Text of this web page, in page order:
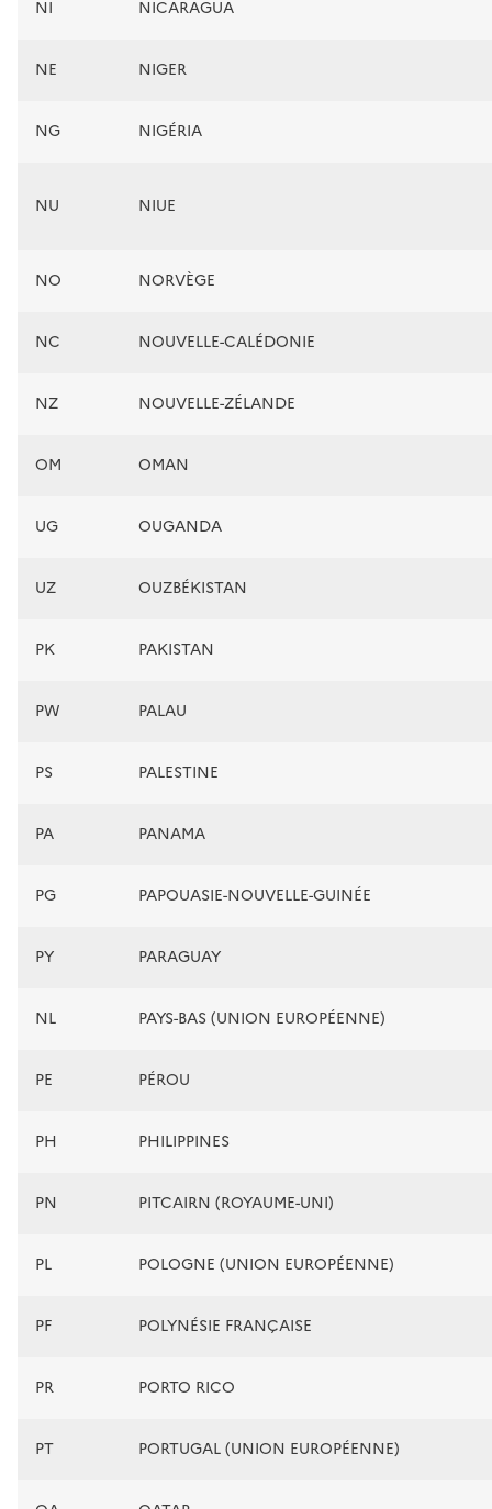
NI NICARAGUA
NE NIGER
NG NIGÉRIA
NU NIUE
NO NORVÈGE
NC NOUVELLE-CALÉDONIE
NZ NOUVELLE-ZÉLANDE
OM OMAN
UG OUGANDA
UZ OUZBÉKISTAN
PK PAKISTAN
PW PALAU
PS PALESTINE
PA PANAMA
PG PAPOUASIE-NOUVELLE-GUINÉE
PY PARAGUAY
NL PAYS-BAS (UNION EUROPÉENNE)
PE PÉROU
PH PHILIPPINES
PN PITCAIRN (ROYAUME-UNI)
PL POLOGNE (UNION EUROPÉENNE)
PF POLYNÉSIE FRANÇAISE
PR PORTO RICO
PT PORTUGAL (UNION EUROPÉENNE)